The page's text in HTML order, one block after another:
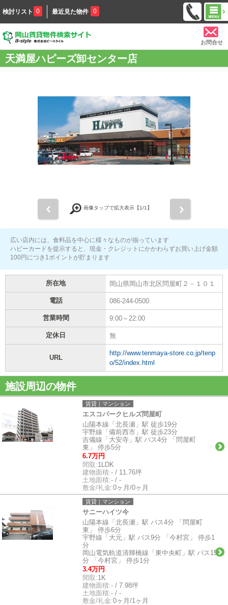
検討リスト 0 最近見た物件 0
お問合せ
天満屋ハピーズ卸センター店
画像タップで拡大表示【1/1】
広い店内には、食料品を中心に様々なものが揃っています
ハピーカードを提示すると、現金・クレジットにかかわらずお買い上げ金額
100円につき1ポイントが貯まります
所在地 岡山県岡山市北区問屋町２－１０１
電話 086-244-0500
営業時間 9:00～22:00
定休日 無
URL
http://www.tenmaya-store.co.jp/tenp
o/52/index.html
施設周辺の物件
賃貸｜マンション
エスコパークヒルズ問屋町
山陽本線「北長瀬」駅 徒歩19分
宇野線「備前西市」駅 徒歩23分
吉備線「大安寺」駅 バス4分 「問屋町
東」 停歩5分
6.7万円
間取:1LDK
建物面積:- / 11.76坪
土地面積:- / -
敷金/礼金:0ヶ月/0ヶ月
賃貸｜マンション
サニーハイツ今
山陽本線「北長瀬」駅 バス4分 「問屋町
東」 停歩6分
宇野線「大元」駅 バス9分 「今村宮」 停歩1
分
岡山電気軌道清輝橋線「東中央町」駅 バス15
分 「今村宮」 停歩1分
3.4万円
間取:1K
建物面積:- / 7.98坪
土地面積:- / -
敷金/礼金:0ヶ月/1ヶ月